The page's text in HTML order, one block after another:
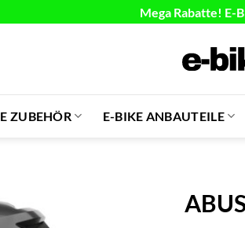
Mega Rabatte! E-
ZUBEHÖR E-BIKE ANBAUTEILE